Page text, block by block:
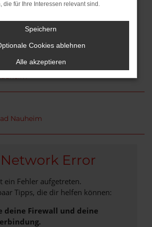
Nauheim
Nauheim
Error
ein Fehler aufgetreten.
Tipps, die dir helfen können:
deine Firewall und deine
die für Ihre Interessen relevant sind.
Speichern
Cookies ablehnen
Alle akzeptieren